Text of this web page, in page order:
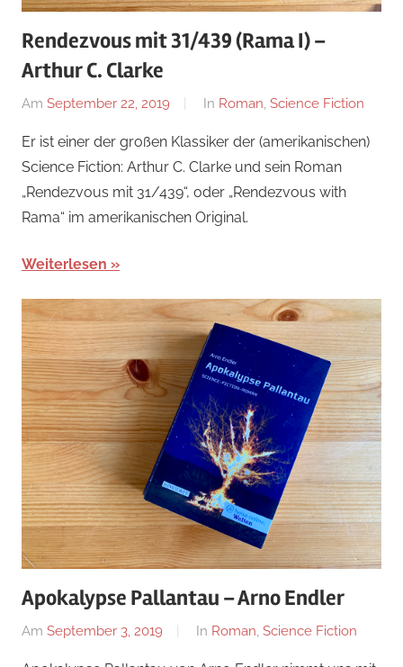
Rendezvous mit 31/439 (Rama I) –
Arthur C. Clarke
Am September 22, 2019
Von
In Roman, Science Fiction
Er ist einer der großen Klassiker der (amerikanischen)
Science Fiction: Arthur C. Clarke und sein Roman
„Rendezvous mit 31/439“, oder „Rendezvous with
Rama“ im amerikanischen Original.
Weiterlesen
Apokalypse Pallantau – Arno Endler
Am September 3, 2019
Von
In Roman, Science Fiction